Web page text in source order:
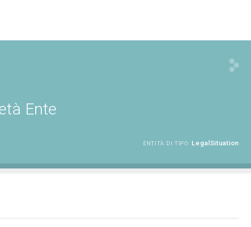
Ente
ENTITÀ DI TIPO: LegalSituation